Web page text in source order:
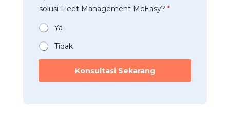
*
is
M
a
n
m
t
n
solusi Fleet Management McEasy? *
Ya
Tidak
Konsultasi Sekarang